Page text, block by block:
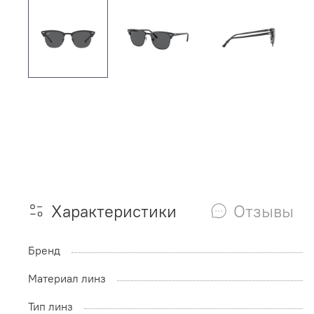
Характеристики Отзывы
Бренд
Материал линз
Тип линз